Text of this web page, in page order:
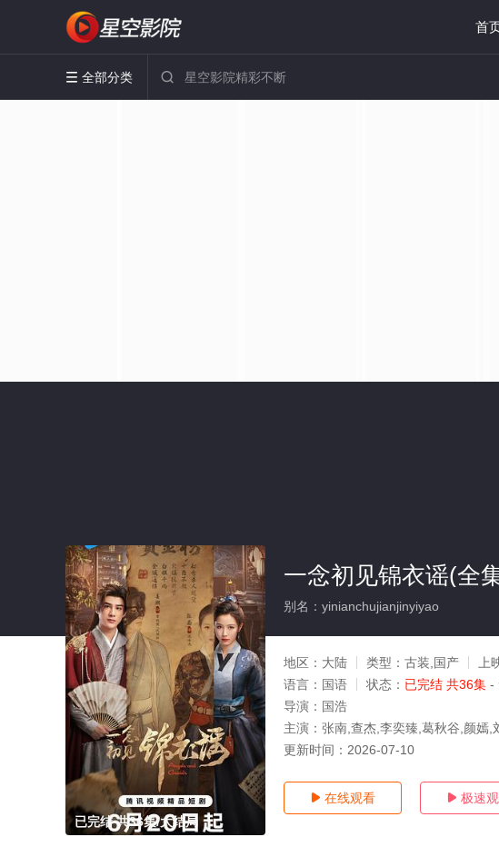
首
 全部分类 
已完结 共36集/大结局
一念初见锦衣谣(全
别名：yinianchujianjinyiyao
地区： 大陆 类型： 古装,国产 上
语言： 国语 状态： 已完结 共36集 -
导演： 国浩
主演： 张南,查杰,李奕臻,葛秋谷,颜嫣,
更新时间： 2026-07-10
 在线观看  极速